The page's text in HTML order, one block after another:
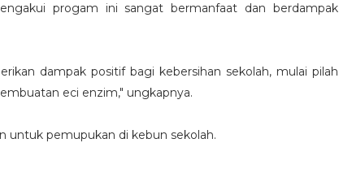
progam ini sangat bermanfaat dan berdampak
dampak positif bagi kebersihan sekolah, mulai pilah
eci enzim," ungkapnya.
untuk pemupukan di kebun sekolah.